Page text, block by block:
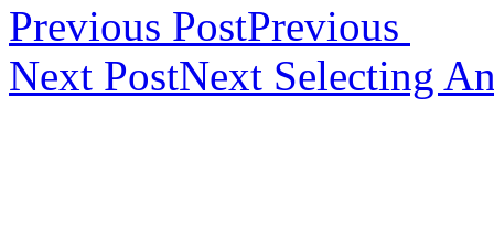
Previous PostPrevious
Next PostNext Selecting